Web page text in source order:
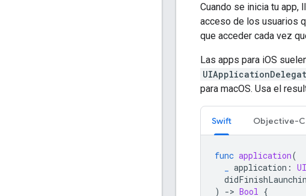
Cuando se inicia tu app,
acceso de los usuarios
que acceder cada vez
Las apps para iOS
para macOS. Usa el
Swift Objective-C
func application(
application :
)
-> Bool {